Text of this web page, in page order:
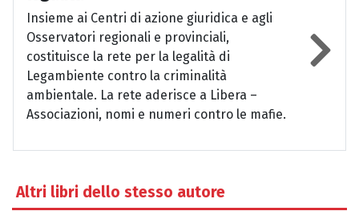
Insieme ai Centri di azione giuridica e agli
Osservatori regionali e provinciali,
costituisce la rete per la legalità di
Legambiente contro la criminalità
ambientale. La rete aderisce a Libera –
Associazioni, nomi e numeri contro le mafie.
Altri libri dello stesso autore